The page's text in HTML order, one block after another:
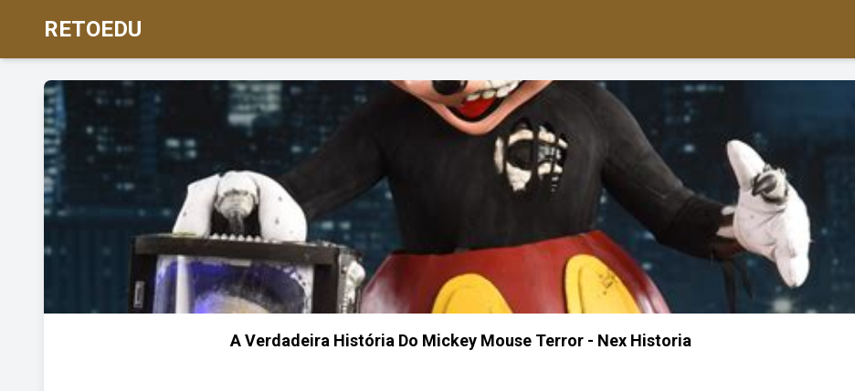
RETOEDU
A Verdadeira História Do Mickey Mouse Terror - Nex Historia